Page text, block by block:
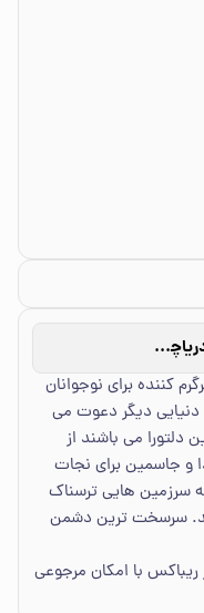
در جست‌وجوی دلتورا 2: دریاچه اشک
کننده برای نوجوانان
دنیایی دیگر دعوت می
دلتورا می باشند از
و جاسمین برای نجات
هایی ترسناک
سرسخت ترین دشمن
ریباکس با امکان مرجوعی